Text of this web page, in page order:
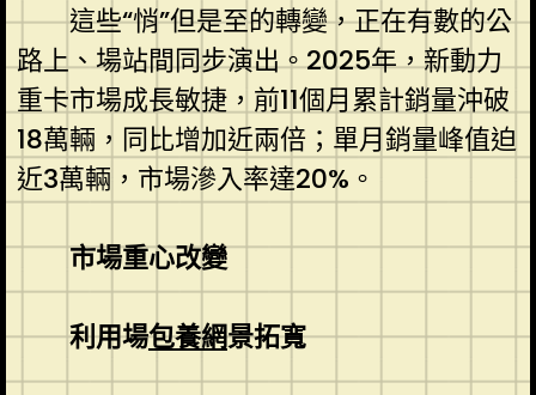
這些“悄”但是至的轉變，正在有數的公
路上、場站間同步演出。2025年，新動力
重卡市場成長敏捷，前11個月累計銷量沖破
18萬輛，同比增加近兩倍；單月銷量峰值迫
近3萬輛，市場滲入率達20%。
市場重心改變
利用場包養網景拓寬